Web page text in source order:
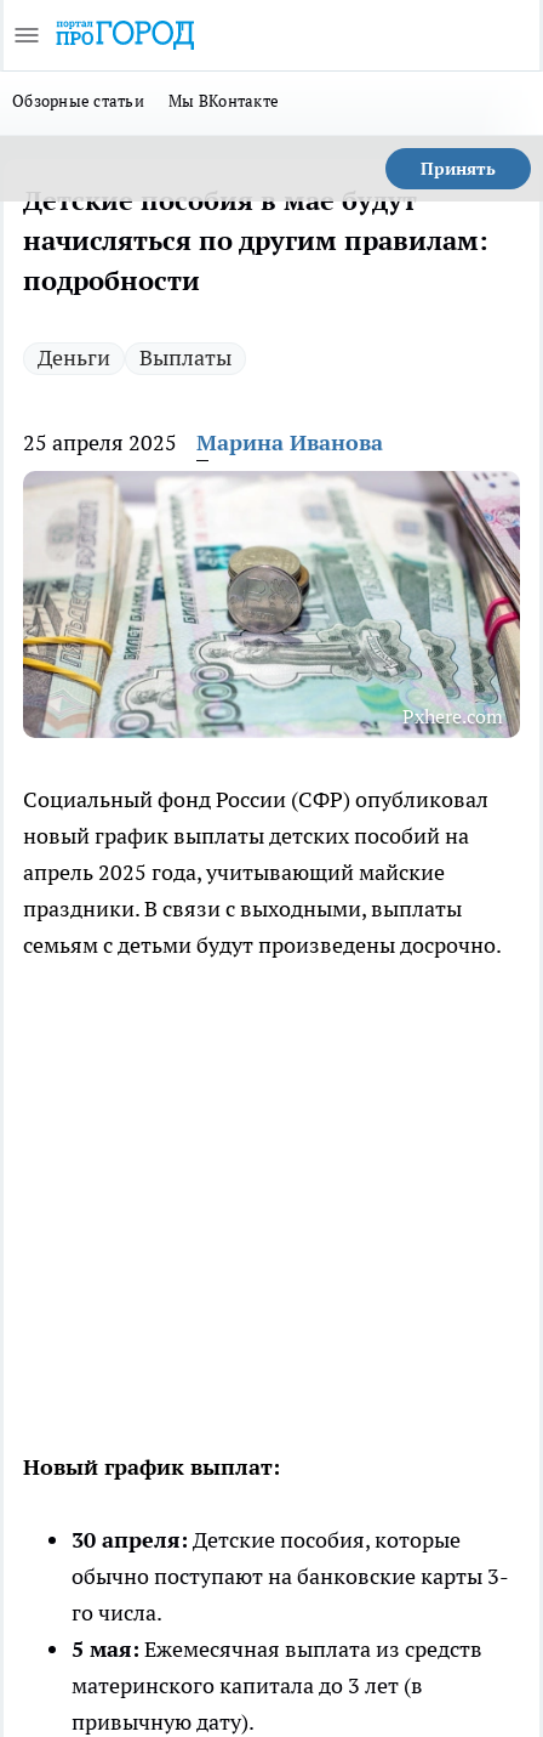
Обзорные статьи Мы ВКонтакте
Принять
Детские пособия в мае будут
начисляться по другим правилам:
подробности
Деньги Выплаты
25 апреля 2025 Марина Иванова
Pxhere.com
Социальный фонд России (СФР) опубликовал
новый график выплаты детских пособий на
апрель 2025 года, учитывающий майские
праздники. В связи с выходными, выплаты
семьям с детьми будут произведены досрочно.
Новый график выплат:
30 апреля: Детские пособия, которые
обычно поступают на банковские карты 3-
го числа.
5 мая: Ежемесячная выплата из средств
материнского капитала до 3 лет (в
привычную дату).